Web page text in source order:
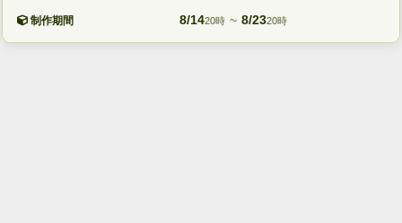
制作期間 8/1420時 ~ 8/2320時